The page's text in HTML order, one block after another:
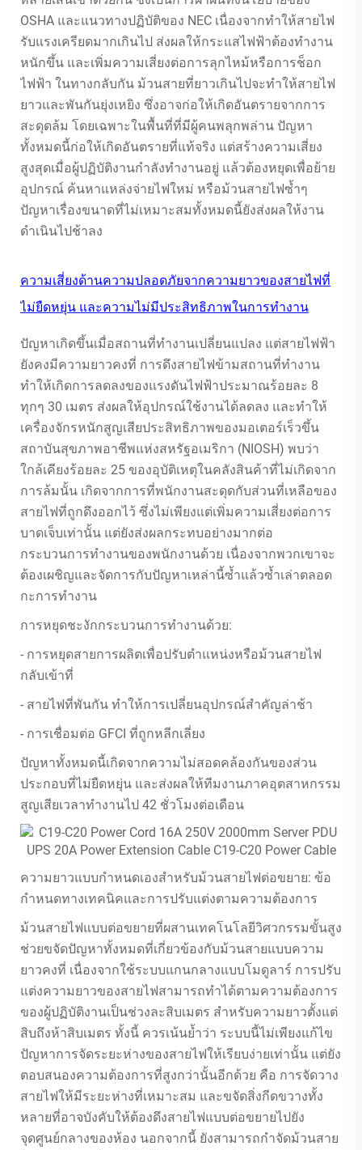
OSHA และแนวทางปฏิบัติของ NEC เนื่องจากทำให้สายไฟ
รับแรงเครียดมากเกินไป ส่งผลให้กระแสไฟฟ้าต้องทำงาน
หนักขึ้น และเพิ่มความเสี่ยงต่อการลุกไหม้หรือการช็อก
ไฟฟ้า ในทางกลับกัน ม้วนสายที่ยาวเกินไปจะทำให้สายไฟ
ยาวและพันกันยุ่งเหยิง ซึ่งอาจก่อให้เกิดอันตรายจากการ
สะดุดล้ม โดยเฉพาะในพื้นที่ที่มีผู้คนพลุกพล่าน ปัญหา
ทั้งหมดนี้ก่อให้เกิดอันตรายที่แท้จริง แต่สร้างความเสี่ยง
สูงสุดเมื่อผู้ปฏิบัติงานกำลังทำงานอยู่ แล้วต้องหยุดเพื่อย้าย
อุปกรณ์ ค้นหาแหล่งจ่ายไฟใหม่ หรือม้วนสายไฟซ้ำๆ
ปัญหาเรื่องขนาดที่ไม่เหมาะสมทั้งหมดนี้ยังส่งผลให้งาน
ดำเนินไปช้าลง
ความเสี่ยงด้านความปลอดภัยจากความยาวของสายไฟที่
ไม่ยืดหยุ่น และความไม่มีประสิทธิภาพในการทำงาน
ปัญหาเกิดขึ้นเมื่อสถานที่ทำงานเปลี่ยนแปลง แต่สายไฟฟ้า
ยังคงมีความยาวคงที่ การดึงสายไฟข้ามสถานที่ทำงาน
ทำให้เกิดการลดลงของแรงดันไฟฟ้าประมาณร้อยละ 8
ทุกๆ 30 เมตร ส่งผลให้อุปกรณ์ใช้งานได้ลดลง และทำให้
เครื่องจักรหนักสูญเสียประสิทธิภาพของมอเตอร์เร็วขึ้น
สถาบันสุขภาพอาชีพแห่งสหรัฐอเมริกา (NIOSH) พบว่า
ใกล้เคียงร้อยละ 25 ของอุบัติเหตุในคลังสินค้าที่ไม่เกิดจาก
การล้มนั้น เกิดจากการที่พนักงานสะดุดกับส่วนที่เหลือของ
สายไฟที่ถูกดึงออกไว้ ซึ่งไม่เพียงแต่เพิ่มความเสี่ยงต่อการ
บาดเจ็บเท่านั้น แต่ยังส่งผลกระทบอย่างมากต่อ
กระบวนการทำงานของพนักงานด้วย เนื่องจากพวกเขาจะ
ต้องเผชิญและจัดการกับปัญหาเหล่านี้ซ้ำแล้วซ้ำเล่าตลอด
กะการทำงาน
การหยุดชะงักกระบวนการทำงานด้วย:
- การหยุดสายการผลิตเพื่อปรับตำแหน่งหรือม้วนสายไฟ
กลับเข้าที่
- สายไฟที่พันกัน ทำให้การเปลี่ยนอุปกรณ์สำคัญล่าช้า
- การเชื่อมต่อ GFCI ที่ถูกหลีกเลี่ยง
ปัญหาทั้งหมดนี้เกิดจากความไม่สอดคล้องกันของส่วน
ประกอบที่ไม่ยืดหยุ่น และส่งผลให้ทีมงานภาคอุตสาหกรรม
สูญเสียเวลาทำงานไป 42 ชั่วโมงต่อเดือน
ความยาวแบบกำหนดเองสำหรับม้วนสายไฟต่อขยาย: ข้อ
กำหนดทางเทคนิคและการปรับแต่งตามความต้องการ
ม้วนสายไฟแบบต่อขยายที่ผสานเทคโนโลยีวิศวกรรมขั้นสูง
ช่วยขจัดปัญหาทั้งหมดที่เกี่ยวข้องกับม้วนสายแบบความ
ยาวคงที่ เนื่องจากใช้ระบบแกนกลางแบบโมดูลาร์ การปรับ
แต่งความยาวของสายไฟสามารถทำได้ตามความต้องการ
ของผู้ปฏิบัติงานเป็นช่วงละสิบเมตร สำหรับความยาวตั้งแต่
สิบถึงห้าสิบเมตร ทั้งนี้ ควรเน้นย้ำว่า ระบบนี้ไม่เพียงแก้ไข
ปัญหาการจัดระยะห่างของสายไฟให้เรียบง่ายเท่านั้น แต่ยัง
ตอบสนองความต้องการที่สูงกว่านั้นอีกด้วย คือ การจัดวาง
สายไฟให้มีระยะห่างที่เหมาะสม และขจัดสิ่งกีดขวางทั้ง
หลายที่อาจบังคับให้ต้องดึงสายไฟแบบต่อขยายไปยัง
จุดศูนย์กลางของห้อง นอกจากนี้ ยังสามารถกำจัดม้วนสาย